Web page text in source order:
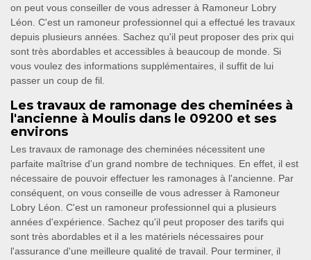
on peut vous conseiller de vous adresser à Ramoneur Lobry
Léon. C'est un ramoneur professionnel qui a effectué les travaux
depuis plusieurs années. Sachez qu'il peut proposer des prix qui
sont très abordables et accessibles à beaucoup de monde. Si
vous voulez des informations supplémentaires, il suffit de lui
passer un coup de fil.
Les travaux de ramonage des cheminées à
l'ancienne à Moulis dans le 09200 et ses
environs
Les travaux de ramonage des cheminées nécessitent une
parfaite maîtrise d'un grand nombre de techniques. En effet, il est
nécessaire de pouvoir effectuer les ramonages à l'ancienne. Par
conséquent, on vous conseille de vous adresser à Ramoneur
Lobry Léon. C'est un ramoneur professionnel qui a plusieurs
années d'expérience. Sachez qu'il peut proposer des tarifs qui
sont très abordables et il a les matériels nécessaires pour
l'assurance d'une meilleure qualité de travail. Pour terminer, il